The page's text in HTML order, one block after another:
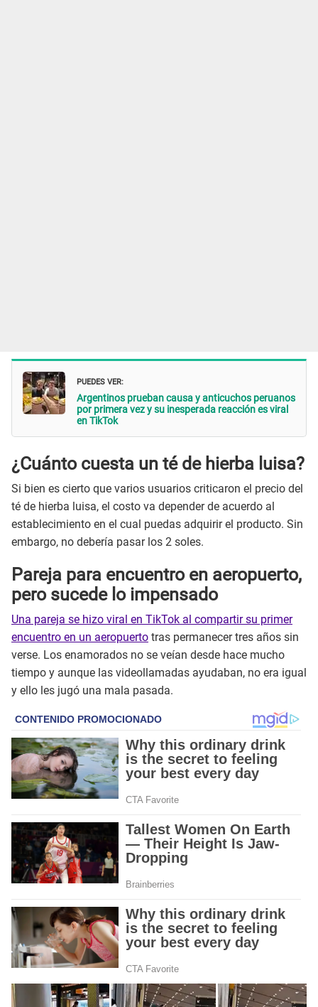
PUEDES VER:
Argentinos prueban causa y anticuchos peruanos
por primera vez y su inesperada reacción es viral
en TikTok
¿Cuánto cuesta un té de hierba luisa?
Si bien es cierto que varios usuarios criticaron el precio del
té de hierba luisa, el costo va depender de acuerdo al
establecimiento en el cual puedas adquirir el producto. Sin
embargo, no debería pasar los 2 soles.
Pareja para encuentro en aeropuerto,
pero sucede lo impensado
Una pareja se hizo viral en TikTok al compartir su primer
encuentro en un aeropuerto tras permanecer tres años sin
verse. Los enamorados no se veían desde hace mucho
tiempo y aunque las videollamadas ayudaban, no era igual
y ello les jugó una mala pasada.